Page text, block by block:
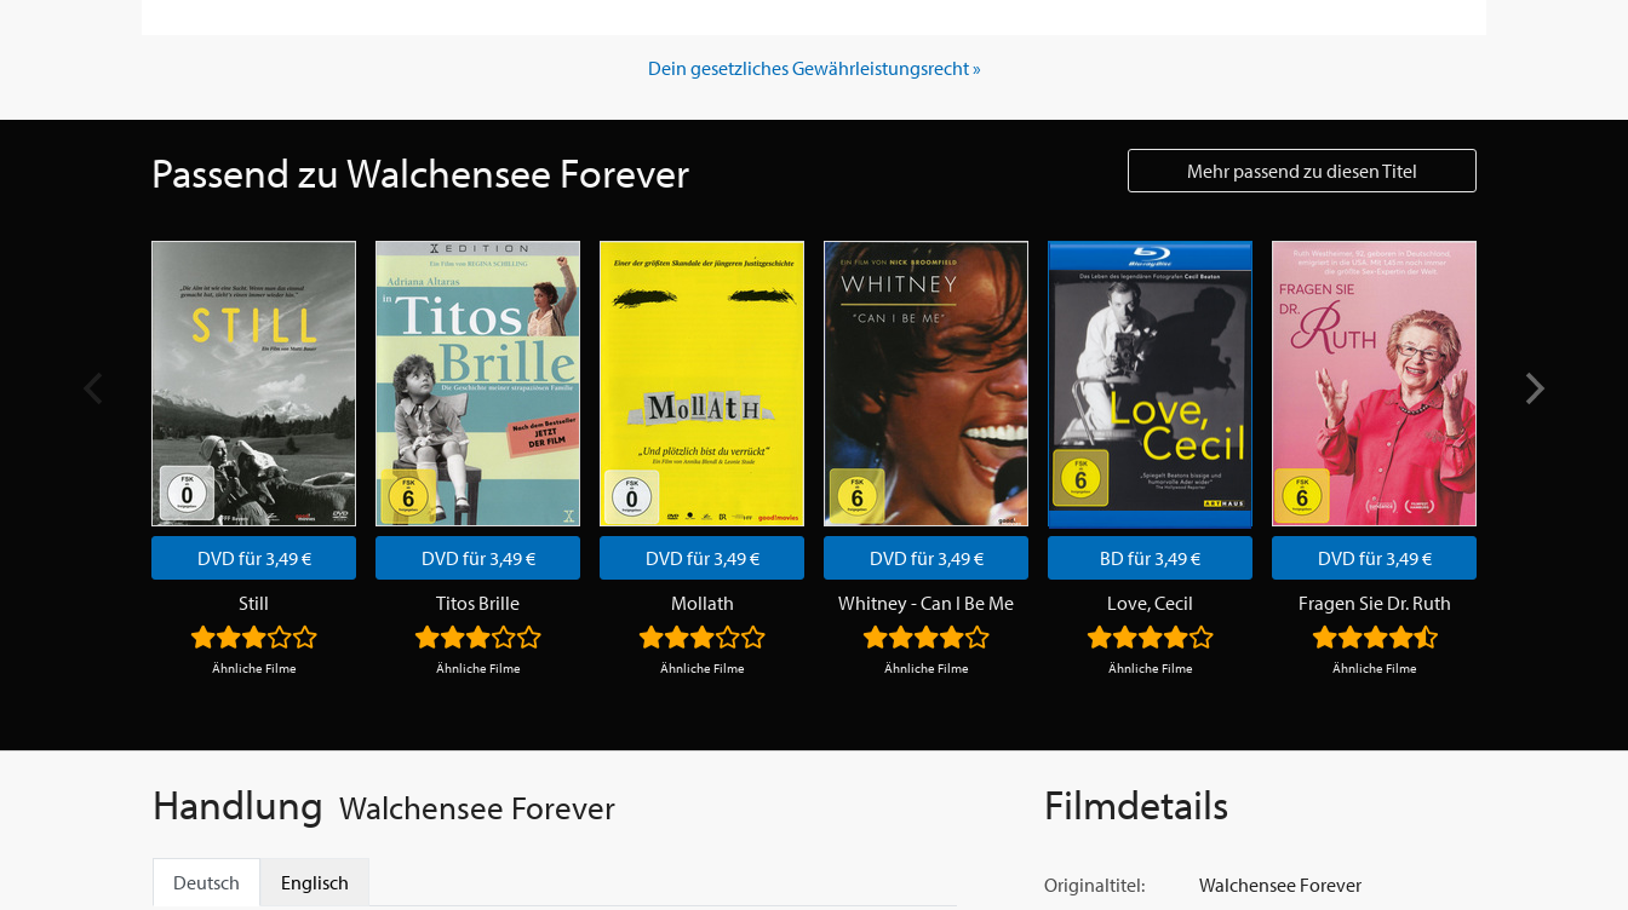
Dein gesetzliches Gewährleistungsrecht »
Passend zu Walchensee Forever Mehr passend zu diesen Titel
DVD für 3,49 €
Still
Ähnliche Filme
DVD für 3,49 €
Titos Brille
Ähnliche Filme
DVD für 3,49 €
Mollath
Ähnliche Filme
DVD für 3,49 €
Whitney - Can I Be Me
Ähnliche Filme
BD für 3,49 €
Love, Cecil
Ähnliche Filme
DVD für 3,49 €
Fragen Sie Dr. Ruth
Ähnliche Filme
Handlung Walchensee Forever
Deutsch Englisch
Filmdetails
Originaltitel:
Walchensee Forever